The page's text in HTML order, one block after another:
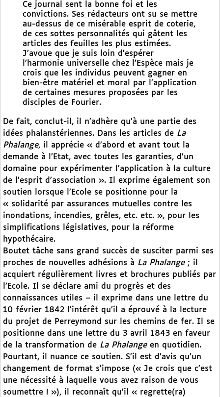
Ce journal sent la bonne foi et les
convictions. Ses rédacteurs ont su se mettre
au-dessus de ce misérable esprit de coterie,
de ces sottes personnalités qui gâtent les
articles des feuilles les plus estimées.
J’avoue que je suis loin d’espérer
l’harmonie universelle chez l’Espèce mais je
crois que les individus peuvent gagner en
bien-être matériel et moral par l’application
de certaines mesures proposées par les
disciples de Fourier.
De fait, conclut-il, il n’adhère qu’à une partie des
idées phalanstériennes. Dans les articles de La
Phalange, il apprécie « d’abord et avant tout la
demande à l’Etat, avec toutes les garanties, d’un
domaine pour expérimenter l’application à la culture
de l’esprit d’association ». Il exprime également son
soutien lorsque l’Ecole se positionne pour la
« solidarité par assurances mutuelles contre les
inondations, incendies, grêles, etc. etc. », pour les
simplifications législatives, pour la réforme
hypothécaire.
Boutet tâche sans grand succès de susciter parmi ses
proches de nouvelles adhésions à La Phalange; il
acquiert régulièrement livres et brochures publiés par
l’Ecole. Il se déclare ami du progrès et des
connaissances utiles – il exprime dans une lettre du
10 février 1842 l’intérêt qu’il a éprouvé à la lecture
du projet de Perreymond sur les chemins de fer. Il se
positionne dans une lettre du 3 avril 1843 en faveur
de la transformation de La Phalangeen quotidien.
Pourtant, il nuance ce soutien. S’il est d’avis qu’un
changement de format s’impose (« Je crois que c’est
une nécessité à laquelle vous avez raison de vous
soumettre ! »), il reconnaît qu’il « regrette(ra)